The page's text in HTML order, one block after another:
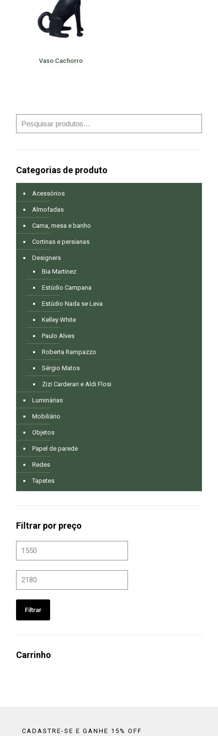
Vaso Cachorro
Categorias de produto
Acessórios
Almofadas
Cama, mesa e banho
Cortinas e persianas
Designers
Bia Martinez
Estúdio Campana
Estúdio Nada se Leva
Kelley White
Paulo Alves
Roberta Rampazzo
Sérgio Matos
Zizi Carderari e Aldi Flosi
Luminárias
Mobiliário
Objetos
Papel de parede
Redes
Tapetes
Filtrar por preço
mínimo
máximo
Filtrar
Carrinho
CADASTRE-SE E GANHE 15% OFF